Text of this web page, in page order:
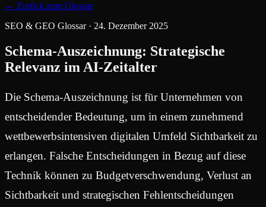
← Zurück zum Glossar
SEO & GEO Glossar· 24. Dezember 2025
Schema-Auszeichnung: Strategische
Relevanz im AI-Zeitalter
Die Schema-Auszeichnung ist für Unternehmen von
entscheidender Bedeutung, um in einem zunehmend
wettbewerbsintensiven digitalen Umfeld Sichtbarkeit zu
erlangen. Falsche Entscheidungen in Bezug auf diese
Technik können zu Budgetverschwendung, Verlust an
Sichtbarkeit und strategischen Fehlentscheidungen